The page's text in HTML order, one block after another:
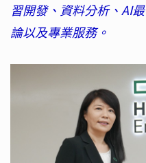
習開發、資料分析、AI
論以及專業服務。